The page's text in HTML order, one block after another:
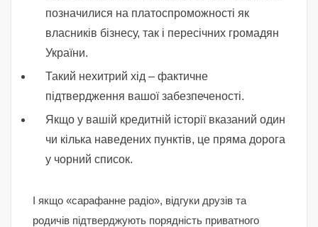
позначилися на платоспроможності як
власників бізнесу, так і пересічних громадян
України.
Такий нехитрий хід – фактичне
підтвердження вашої забезпеченості.
Якщо у вашій кредитній історії вказаний один
чи кілька наведених пунктів, це пряма дорога
у чорний список.
І якщо «сарафанне радіо», відгуки друзів та
родичів підтверджують порядність приватного